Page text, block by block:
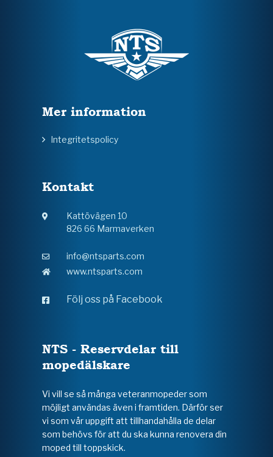
Mer information
Integritetspolicy
Kontakt
Kattövägen 10
826 66 Marmaverken
info@ntsparts.com
www.ntsparts.com
Följ oss på Facebook
NTS - Reservdelar till
mopedälskare
Vi vill se så många veteranmopeder som
möjligt användas även i framtiden. Därför ser
vi som vår uppgift att tillhandahålla de delar
som behövs för att du ska kunna renovera din
moped till toppskick.